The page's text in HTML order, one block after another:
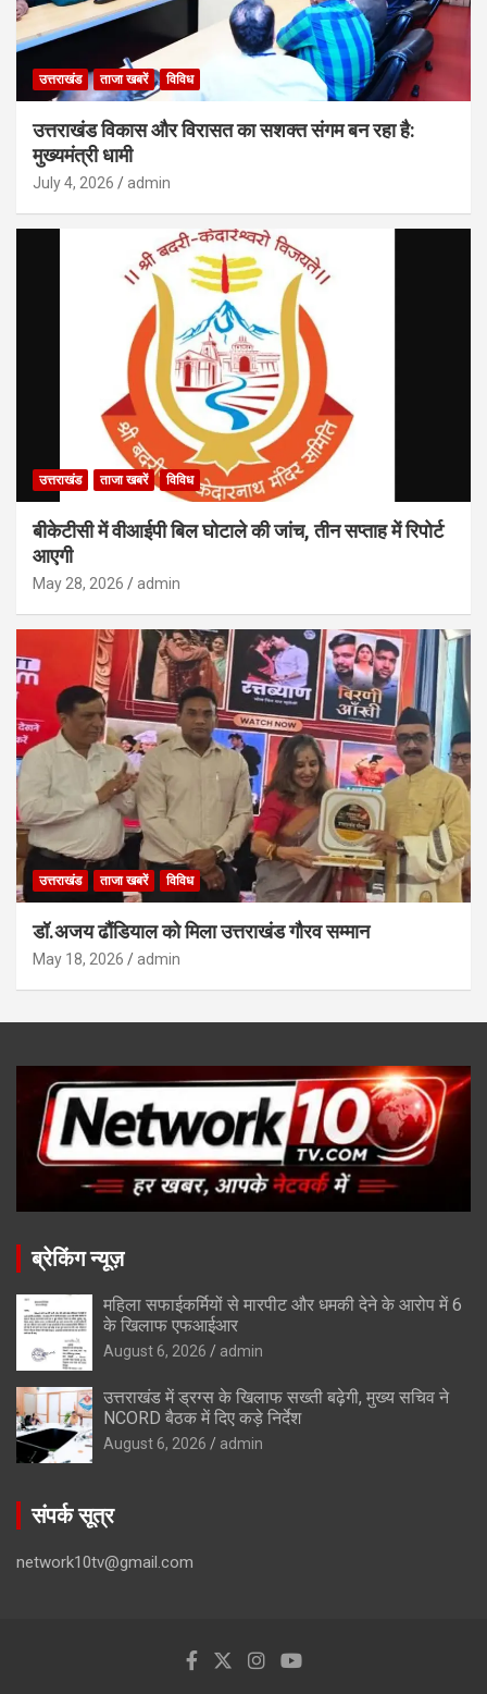
उत्तराखंड ताजा खबरें विविध
उत्तराखंड विकास और विरासत का सशक्त संगम बन रहा है:
मुख्यमंत्री धामी
July 4, 2026 admin
उत्तराखंड ताजा खबरें विविध
बीकेटीसी में वीआईपी बिल घोटाले की जांच, तीन सप्ताह में रिपोर्ट
आएगी
May 28, 2026 admin
उत्तराखंड ताजा खबरें विविध
डॉ.अजय ढौंडियाल को मिला उत्तराखंड गौरव सम्मान
May 18, 2026 admin
ब्रेकिंग न्यूज़
महिला सफाईकर्मियों से मारपीट और धमकी देने के आरोप में 6
के खिलाफ एफआईआर
August 6, 2026 admin
उत्तराखंड में ड्रग्स के खिलाफ सख्ती बढ़ेगी, मुख्य सचिव ने
NCORD बैठक में दिए कड़े निर्देश
August 6, 2026 admin
संपर्क सूत्र
network10tv@gmail.com